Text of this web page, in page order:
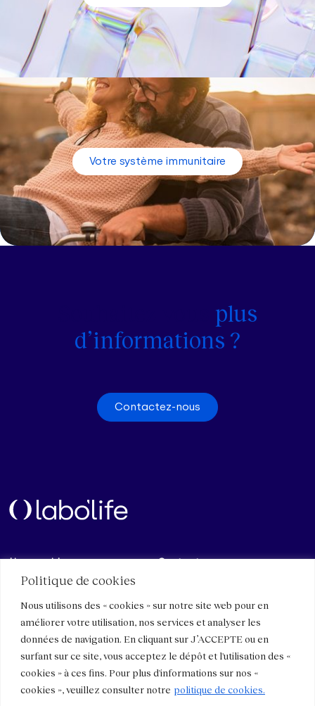
Politique de cookies
Nous utilisons des « cookies » sur notre site web pour en
améliorer votre utilisation, nos services et analyser les
données de navigation. En cliquant sur J’ACCEPTE ou en
surfant sur ce site, vous acceptez le dépôt et l'utilisation des «
cookies » à ces fins. Pour plus d'informations sur nos «
cookies », veuillez consulter notre politique de cookies.
Votre système immunitaire
plus
d’informations ?
Contactez-nous
Liens rapides
Composants et particularités
Micro-immunothérapie
Espace professionnel
Contact
Nous rejoindre
Contactez-nous
Conditions d’utilisation
Conditions d’utilisation
Réseaux
Blog